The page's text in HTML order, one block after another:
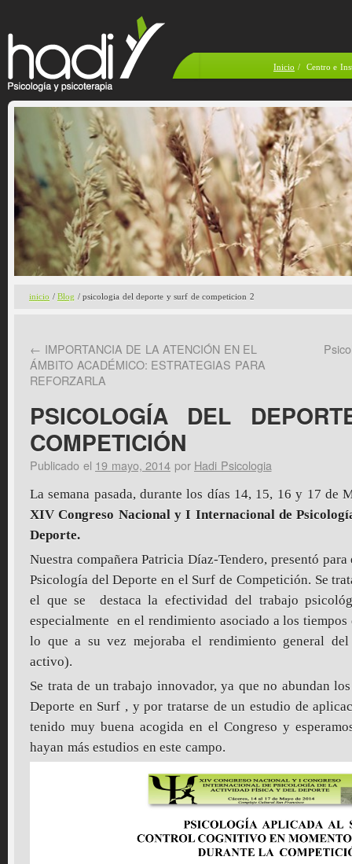
Inicio / Centro e
inicio / Blog / psicologia del deporte y surf de competicion 2
← IMPORTANCIA DE LA ATENCIÓN EN EL
ÁMBITO ACADÉMICO: ESTRATEGIAS PARA
REFORZARLA
PSICOLOGÍA DEL
COMPETICIÓN
Publicado el 19 mayo, 2014 por Hadi Psicologia
La semana pasada, durante los días 14, 15, 16 y 17 de
XIV Congreso Nacional y I Internacional de
Deporte.
Nuestra compañera Patricia Díaz-Tendero, presentó
Psicología del Deporte en el Surf de Competición. Se
el que se destaca la efectividad del trabajo
especialmente en el rendimiento asociado a los tiempos
lo que a su vez mejoraba el rendimiento general
activo).
Se trata de un trabajo innovador, ya que no abundan
Deporte en Surf , y por tratarse de un estudio de
tenido muy buena acogida en el Congreso y
hayan más estudios en este campo.